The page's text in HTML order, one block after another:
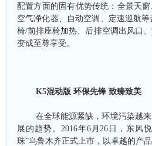
配置方面的固有优势传统：全景天
空气净化器、自动空调、定速巡航
椅/前排座椅加热、后排空调出风口
变成至尊享受。
K5混动版 环保先锋 致臻致美
在全球能源紧缺，环境污染越
展的趋势。 2016年6月26日，东风
珠”乌鲁木齐正式上市，以卓越的产